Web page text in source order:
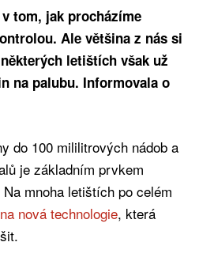
tom, jak procházíme
Ale většina z nás si
letištích však už
na palubu. Informovala o
do 100 mililitrových nádob a
je základním prvkem
mnoha letištích po celém
nová technologie, která